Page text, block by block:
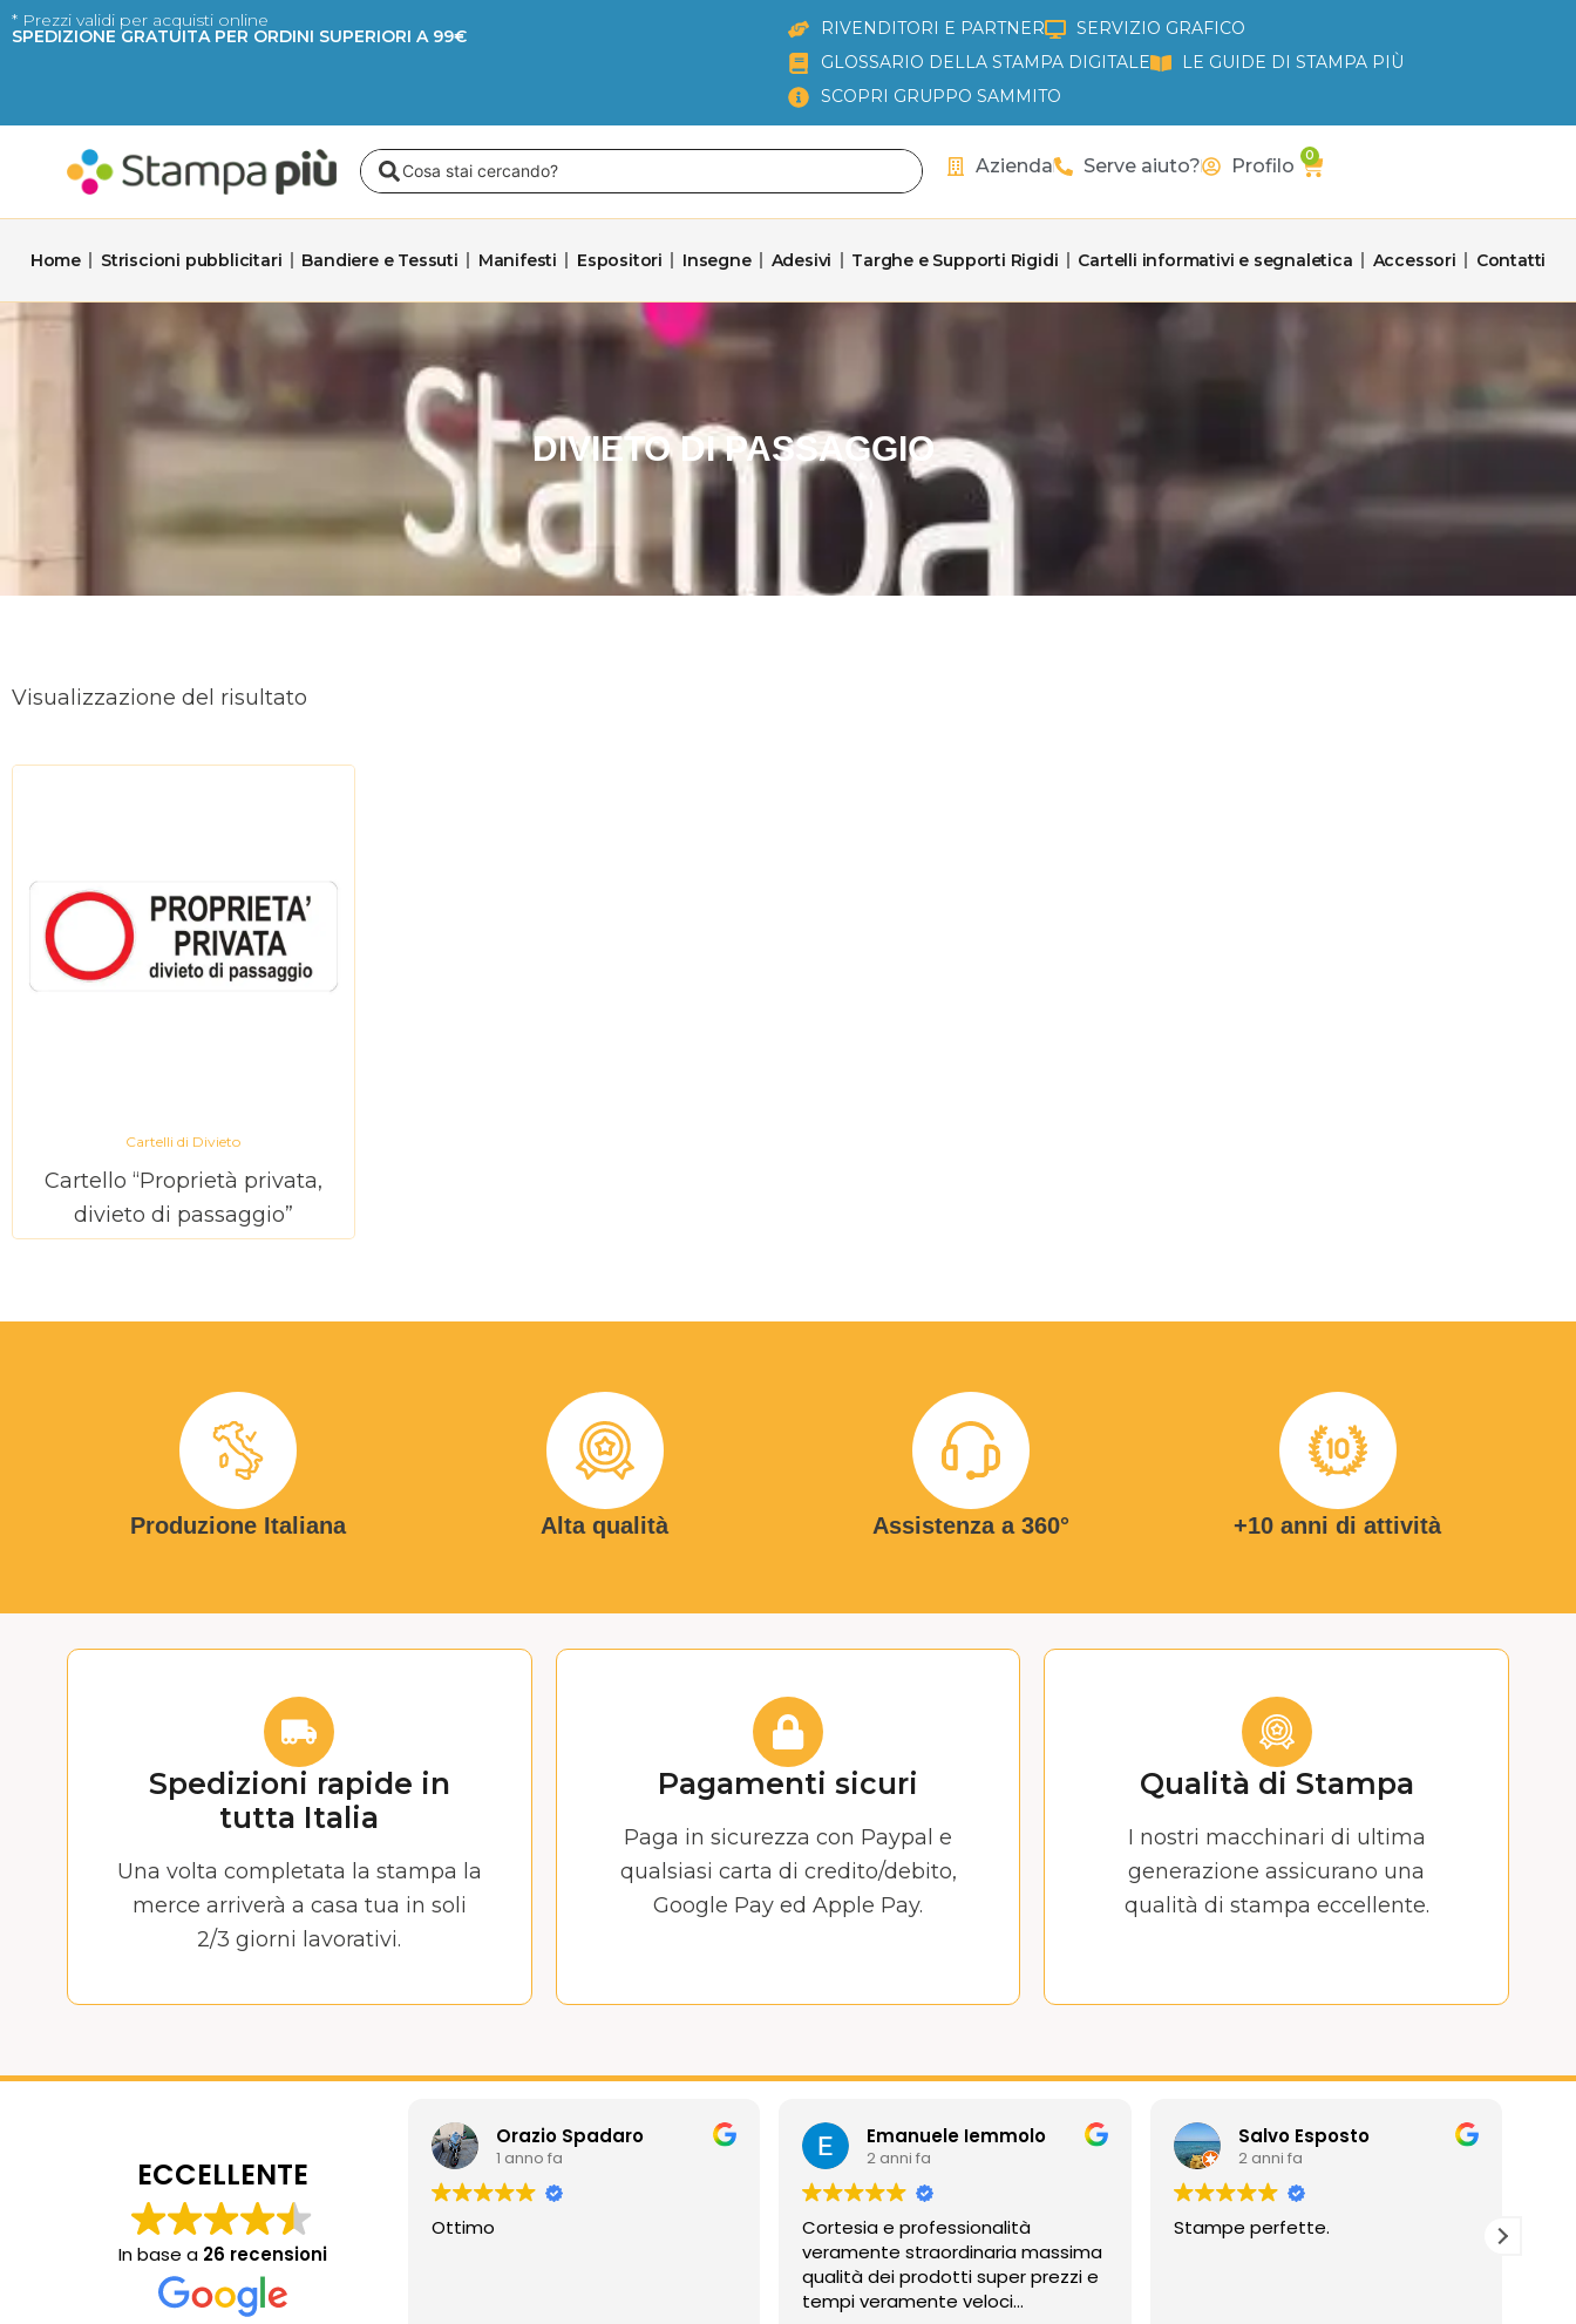
Vai
al
* Prezzi validi per acquisti online
SPEDIZIONE GRATUITA PER ORDINI SUPERIORI A 99€ RIVENDITORI E PARTNER
SERVIZIO GRAFICO
GLOSSARIO DELLA STAMPA DIGITALE
LE GUIDE DI STAMPA PIÙ
SCOPRI GRUPPO SAMMITO
Search
Azienda Serve aiuto? Profilo 0
Carrello
Home Striscioni pubblicitari Bandiere e Tessuti Manifesti Espositori Insegne Adesivi Targhe e Supporti Rigidi Cartelli informativi e segnaletica Accessori Contatti
DIVIETO DI PASSAGGIO
Visualizzazione del risultato
Cartelli di Divieto
Cartello “Proprietà privata,
divieto di passaggio”
Produzione Italiana Alta qualità Assistenza a 360° +10 anni di attività
Spedizioni rapide in
tutta Italia
Una volta completata la stampa la
merce arriverà a casa tua in soli
2/3 giorni lavorativi.
Pagamenti sicuri
Paga in sicurezza con Paypal e
qualsiasi carta di credito/debito,
Google Pay ed Apple Pay.
Qualità di Stampa
I nostri macchinari di ultima
generazione assicurano una
qualità di stampa eccellente.
ECCELLENTE
In base a 26 recensioni
Orazio Spadaro
1 anno fa
Ottimo
Emanuele Iemmolo
2 anni fa
Cortesia e professionalità
veramente straordinaria massima
qualità dei prodotti super prezzi e
tempi veramente veloci
Salvo Esposto
2 anni fa
Stampe perfette.